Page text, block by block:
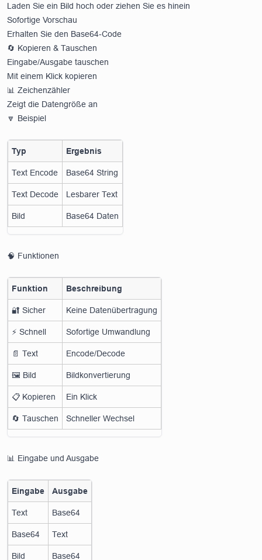
Laden Sie ein Bild hoch oder ziehen Sie es hinein
Sofortige Vorschau
Erhalten Sie den Base64-Code
🔄 Kopieren & Tauschen
Eingabe/Ausgabe tauschen
Mit einem Klick kopieren
📊 Zeichenzähler
Zeigt die Datengröße an
🔽 Beispiel
Typ Ergebnis
Text Encode Base64 String
Text Decode Lesbarer Text
Bild Base64 Daten
🧠 Funktionen
Funktion Beschreibung
🔐 Sicher Keine Datenübertragung
⚡ Schnell Sofortige Umwandlung
📄 Text Encode/Decode
🖼️ Bild Bildkonvertierung
📋 Kopieren Ein Klick
🔄 Tauschen Schneller Wechsel
📊 Eingabe und Ausgabe
Eingabe Ausgabe
Text Base64
Base64 Text
Bild Base64